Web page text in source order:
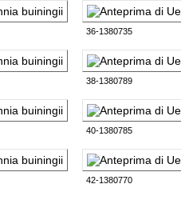
36-1380735
38-1380789
40-1380785
42-1380770